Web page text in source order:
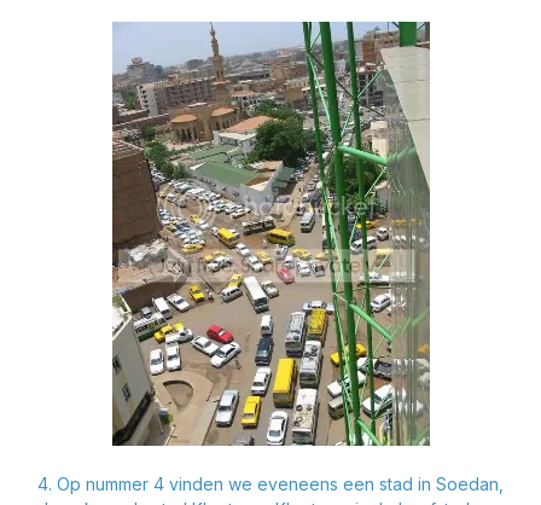
4. Op nummer 4 vinden we eveneens een stad in Soedan,